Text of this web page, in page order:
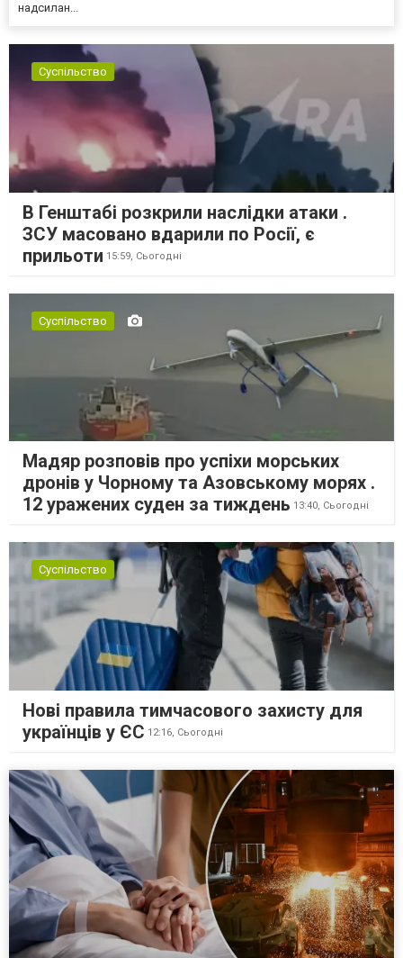
надсилан...
Суспільство
В Генштабі розкрили наслідки атаки .
ЗСУ масовано вдарили по Росії, є
прильоти 15:59, Сьогодні
Суспільство
Мадяр розповів про успіхи морських
дронів у Чорному та Азовському морях .
12 уражених суден за тиждень 13:40, Сьогодні
Суспільство
Нові правила тимчасового захисту для
українців у ЄС 12:16, Сьогодні